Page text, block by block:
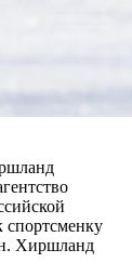
спортсменку
Хиршланд